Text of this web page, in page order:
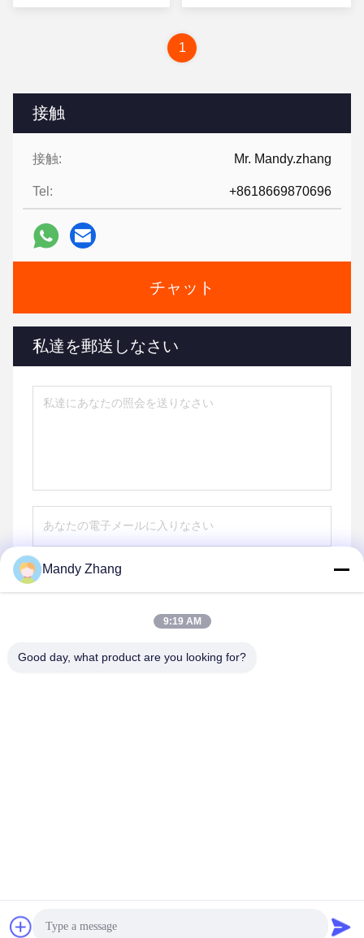
接触
接触: Mr. Mandy.zhang
Tel: +8618669870696
チャット
私達を郵送しなさい
送りなさい
1
2026 Qingdao Hope Shine International Trade Co., Ltd. . 複
Mandy Zhang
9:19 AM
Good day, what product are you looking for?